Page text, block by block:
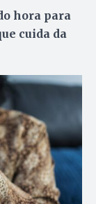
hora para
cuida da